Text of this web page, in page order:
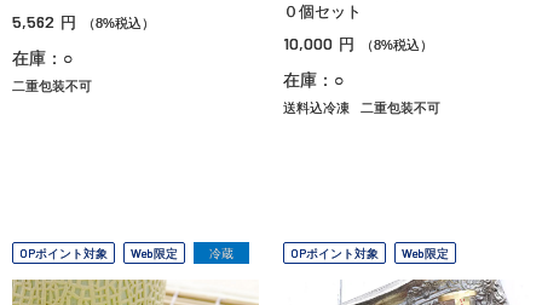
5,562 円 （8%税込）
在庫：○
二重包装不可
０個セット
10,000 円 （8%税込）
在庫：○
送料込冷凍 二重包装不可
OPポイント対象 Web限定 冷蔵 OPポイント対象 Web限定